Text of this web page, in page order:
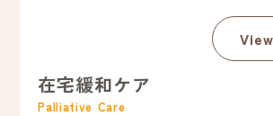
在宅緩和ケア
Palliative Care